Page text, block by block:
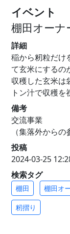
イベント
棚田オーナ
詳細
稲から籾粒だけ
て玄米にするの
収穫した玄米は
トン汁で収穫を
備考
交流事業
（集落外から
投稿
2024-03-25
検索タグ
棚田 棚田オ
籾摺り